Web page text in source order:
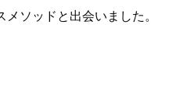
ソッドと出会いました。